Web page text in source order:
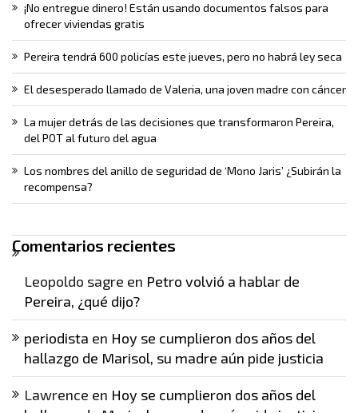
¡No entregue dinero! Están usando documentos falsos para
ofrecer viviendas gratis
Pereira tendrá 600 policías este jueves, pero no habrá ley seca
El desesperado llamado de Valeria, una joven madre con cáncer
La mujer detrás de las decisiones que transformaron Pereira,
del POT al futuro del agua
Los nombres del anillo de seguridad de ‘Mono Jaris’ ¿Subirán la
recompensa?
Comentarios recientes
Leopoldo sagre en Petro volvió a hablar de
Pereira, ¿qué dijo?
periodista en Hoy se cumplieron dos años del
hallazgo de Marisol, su madre aún pide justicia
Lawrence en Hoy se cumplieron dos años del